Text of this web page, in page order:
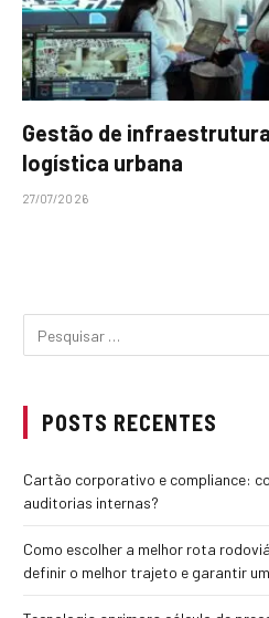
Gestão de
logística urbana
27/07/2026
POSTS RECENTES
Cartão corporativo e compliance:
auditorias internas?
Como escolher a melhor rota
definir o melhor trajeto e garantir